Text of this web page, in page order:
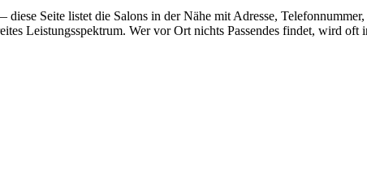
Seite listet die Salons in der Nähe mit Adresse,
Leistungsspektrum. Wer vor Ort nichts Passendes findet, wird oft